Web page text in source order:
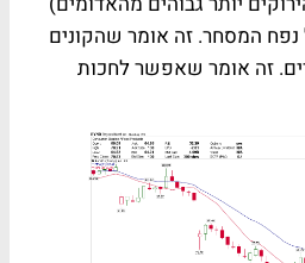
נפח המסחר. זה אומר שהקונים
זה אומר שאפשר לחכות